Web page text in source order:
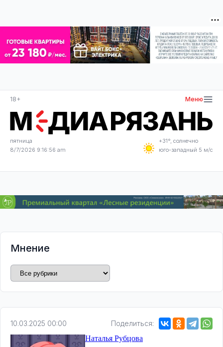
18+ Меню
пятница
8/7/2026 9:16:58 am
+31°, солнечно
юго-западный 5 м/с
Мнение
10.03.2025 00:00 Поделиться:
Наталья Рубцова